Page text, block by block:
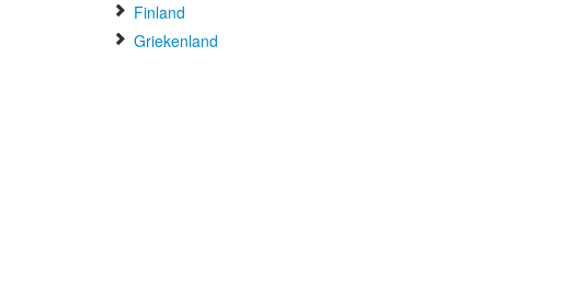
Finland
Griekenland